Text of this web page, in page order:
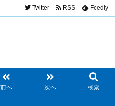
前へ 次へ 検索
Twitter RSS Feedly